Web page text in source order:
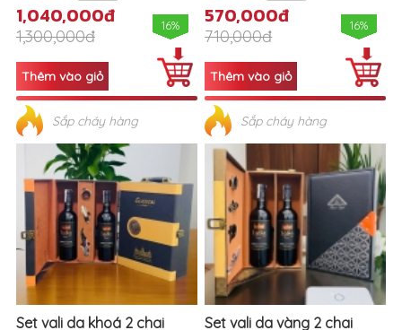
1,040,000đ
1,300,000đ
16%
Sắp cháy hàng
570,000đ
710,000đ
16%
Sắp cháy hàng
Set vali da khoá 2 chai
Set vali da vàng 2 chai